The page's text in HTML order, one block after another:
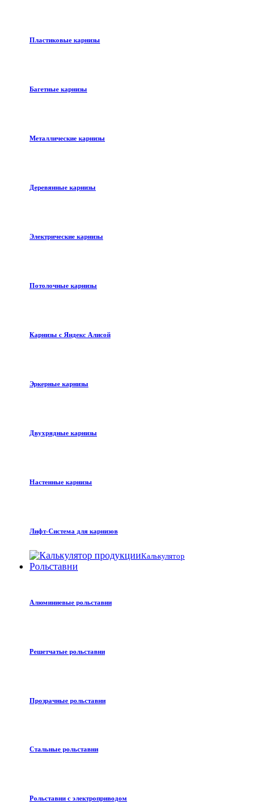
Пластиковые карнизы
Багетные карнизы
Металлические карнизы
Деревянные карнизы
Электрические карнизы
Потолочные карнизы
Карнизы с Яндекс Алисой
Эркерные карнизы
Двухрядные карнизы
Настенные карнизы
Лифт-Система для карнизов
Калькулятор
Рольставни
Алюминиевые рольставни
Решетчатые рольставни
Прозрачные рольставни
Стальные рольставни
Рольставни с электроприводом